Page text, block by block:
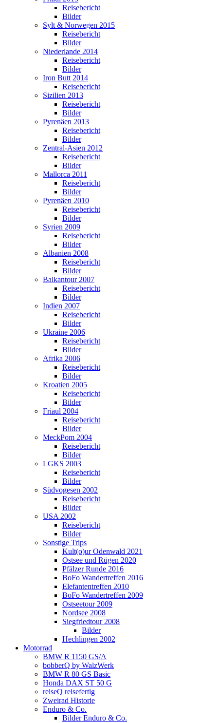
Reisebericht
Bilder
Sylt & Norwegen 2015
Reisebericht
Bilder
Niederlande 2014
Reisebericht
Bilder
Iron Butt 2014
Reisebericht
Sizilien 2013
Reisebericht
Bilder
Pyrenäen 2013
Reisebericht
Bilder
Zentral-Asien 2012
Reisebericht
Bilder
Mallorca 2011
Reisebericht
Bilder
Pyrenäen 2010
Reisebericht
Bilder
Syrien 2009
Reisebericht
Bilder
Albanien 2008
Reisebericht
Bilder
Balkantour 2007
Reisebericht
Bilder
Indien 2007
Reisebericht
Bilder
Ukraine 2006
Reisebericht
Bilder
Afrika 2006
Reisebericht
Bilder
Kroatien 2005
Reisebericht
Bilder
Friaul 2004
Reisebericht
Bilder
MeckPom 2004
Reisebericht
Bilder
LGKS 2003
Reisebericht
Bilder
Südvogesen 2002
Reisebericht
Bilder
USA 2002
Reisebericht
Bilder
Sonstige Trips
Kult(o)ur Odenwald 2021
Ostsee und Rügen 2020
Pfälzer Runde 2016
BoFo Wandertreffen 2016
Elefantentreffen 2010
BoFo Wandertreffen 2009
Ostseetour 2009
Nordsee 2008
Siegfriedtour 2008
Bilder
Hechlingen 2002
Motorrad
BMW R 1150 GS/A
bobberQ by WalzWerk
BMW R 80 GS Basic
Honda DAX ST 50 G
reiseQ reisefertig
Zweirad Historie
Enduro & Co.
Bilder Enduro & Co.